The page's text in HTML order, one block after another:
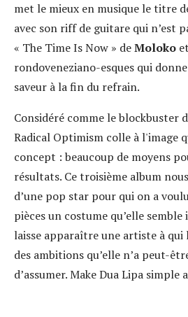
met le mieux en musique le titre
avec son riff de guitare qui n’est
« The Time Is Now » deMoloko
rondoveneziano-esques qui
saveur à la fin du refrain.
Considéré comme le blockbuster
Radical Optimism colle à l'image
concept : beaucoup de moyens
résultats. Ce troisième album
d’une pop star pour qui on a
pièces un costume qu’elle
laisse apparaître une artiste à qui
des ambitions qu’elle n’a peut-
d’assumer. Make Dua Lipa simple